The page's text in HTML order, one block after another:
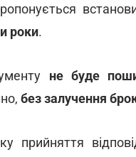
роки.
не буде
без залучення
прийняття